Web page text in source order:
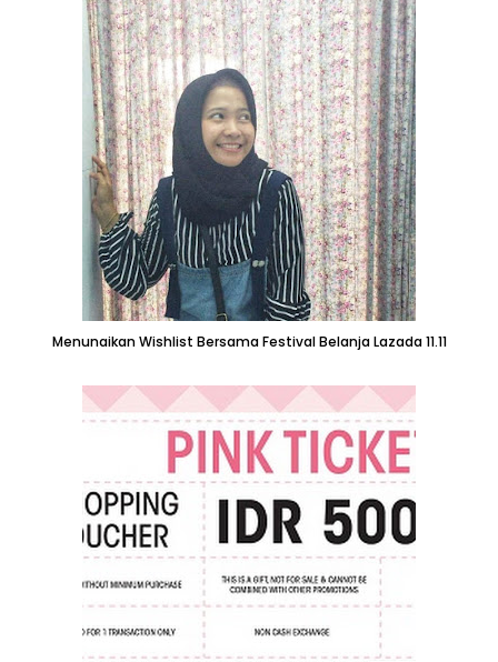
Menunaikan Wishlist Bersama Festival Belanja Lazada 11.11